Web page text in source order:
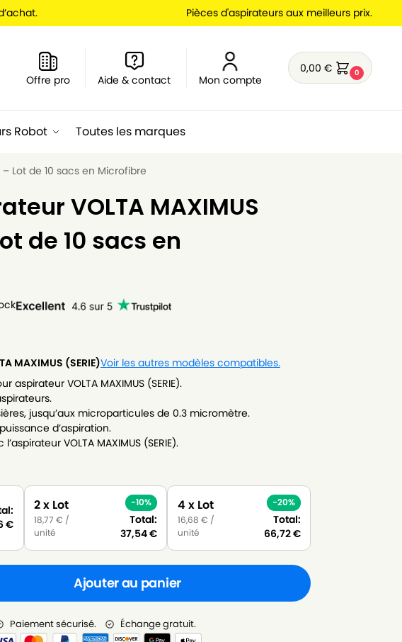
Pièces d'aspirateurs aux meilleurs prix.
Offre pro Aide & contact Mon compte
0,00€ 0
Robot Toutes les marques
– Lot de 10 sacs en Microfibre
VOLTA MAXIMUS
de 10 sacs en
MAXIMUS (SERIE)Voir les autres modèles compatibles.
aspirateur VOLTA MAXIMUS (SERIE).
jusqu’aux microparticules de 0.3 micromètre.
d’aspiration.
VOLTA MAXIMUS (SERIE).
€
2 x Lot
18,77€ /
unité
-10%
Total:
37,54€
4 x Lot
16,68 € /
unité
-20%
Total:
66,72€
Ajouter au panier
Paiement sécurisé. Échange gratuit.